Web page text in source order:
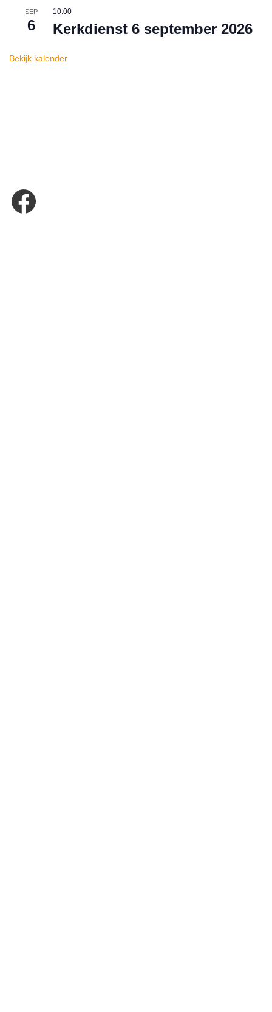
SEP
6
10:00
Kerkdienst 6 september 2026
Bekijk kalender